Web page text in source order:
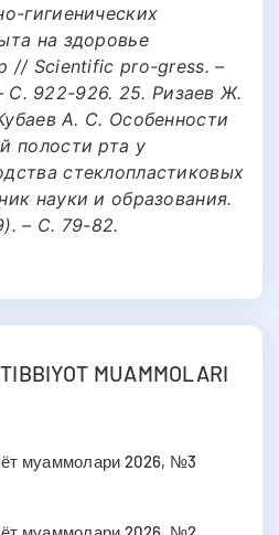
гигиенических
на здоровье
// Scientific pro-gress. –
С. 922-926. 25. Ризаев Ж.
А. С. Особенности
полости рта у
стеклопластиковых
науки и образования.
– С. 79-82.
MUAMMOLARI
муаммолари 2026, №3